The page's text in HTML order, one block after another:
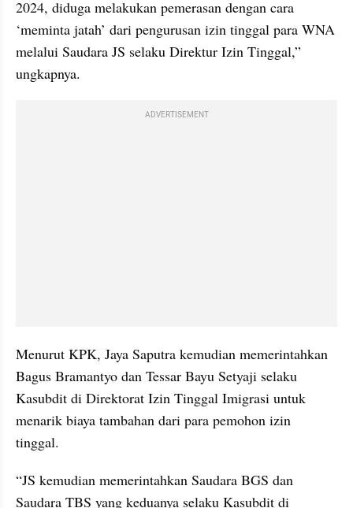
2024, diduga melakukan pemerasan dengan cara
‘meminta jatah’ dari pengurusan izin tinggal para WNA
melalui Saudara JS selaku Direktur Izin Tinggal,”
ungkapnya.
ADVERTISEMENT
Menurut KPK, Jaya Saputra kemudian memerintahkan
Bagus Bramantyo dan Tessar Bayu Setyaji selaku
Kasubdit di Direktorat Izin Tinggal Imigrasi untuk
menarik biaya tambahan dari para pemohon izin
tinggal.
“JS kemudian memerintahkan Saudara BGS dan
Saudara TBS yang keduanya selaku Kasubdit di